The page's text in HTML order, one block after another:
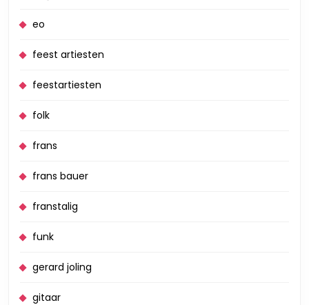
eo
feest artiesten
feestartiesten
folk
frans
frans bauer
franstalig
funk
gerard joling
gitaar